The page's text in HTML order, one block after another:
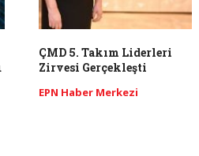
ÇMD 5. Takım Liderleri
Zirvesi Gerçekleşti
EPN Haber Merkezi